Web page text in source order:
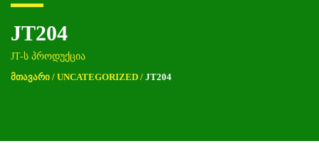
JT204
JT-ს პროდუქცია
ᲛᲗᲐᲕᲐᲠᲘ / UNCATEGORIZED / JT204